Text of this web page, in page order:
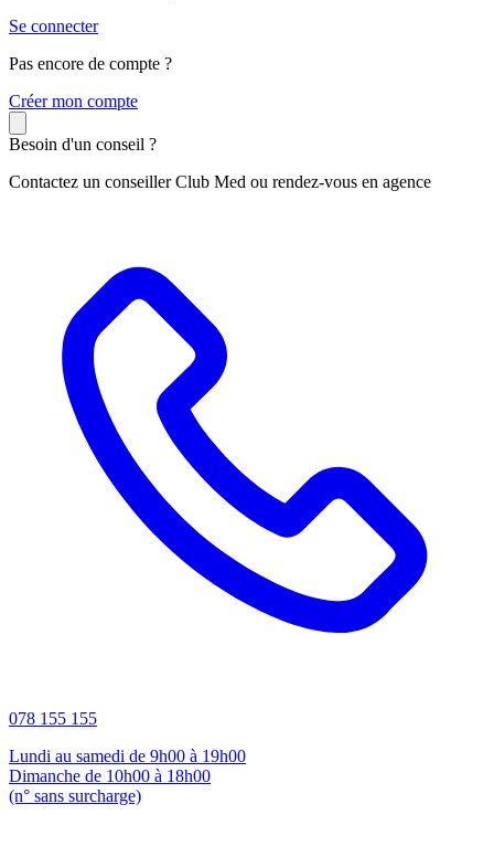
Se connecter
Pas encore de compte ?
Créer mon compte
Besoin d'un conseil ?
Contactez un conseiller Club Med ou rendez-vous en agence
078 155 155
Lundi au samedi de 9h00 à 19h00
Dimanche de 10h00 à 18h00
(n° sans surcharge)